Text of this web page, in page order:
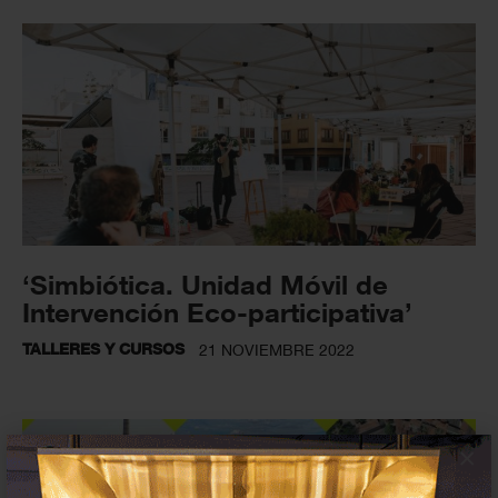
×
‘Simbiótica. Unidad Móvil de
Intervención Eco-participativa’
TALLERES Y CURSOS 21 NOVIEMBRE 2022